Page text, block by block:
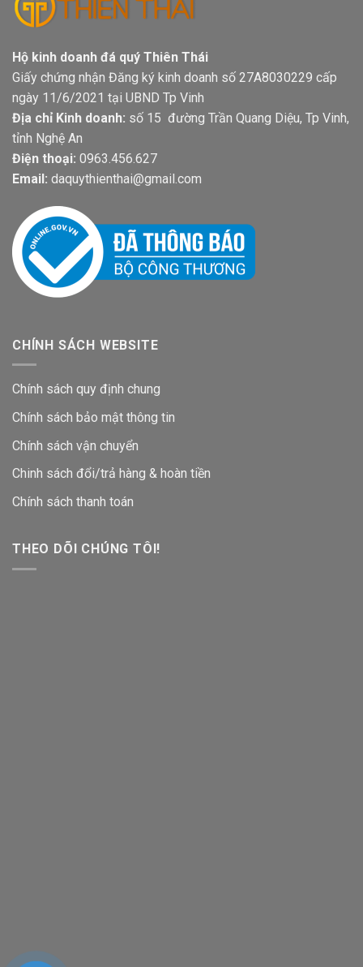
Hộ kinh doanh đá quý Thiên Thái
Giấy chứng nhận Đăng ký kinh doanh số 27A8030229 cấp
ngày 11/6/2021 tại UBND Tp Vinh
Địa chỉ Kinh doanh: số 15 đường Trần Quang Diệu, Tp Vinh,
tỉnh Nghệ An
Điện thoại: 0963.456.627
Email: daquythienthai@gmail.com
CHÍNH SÁCH WEBSITE
Chính sách quy định chung
Chính sách bảo mật thông tin
Chính sách vận chuyển
Chinh sách đổi/trả hàng & hoàn tiền
Chính sách thanh toán
THEO DÕI CHÚNG TÔI!